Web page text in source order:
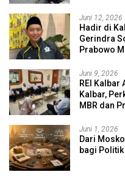
Juni 12, 2026
Hadir di
Gerindra
Prabowo
Juni 9, 2026
REI Kalbar
Kalbar,
MBR dan
Juni 1, 2026
Dari
bagi